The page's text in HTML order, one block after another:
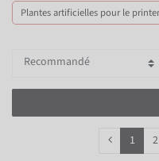
Plantes artificielles pour le
1 2